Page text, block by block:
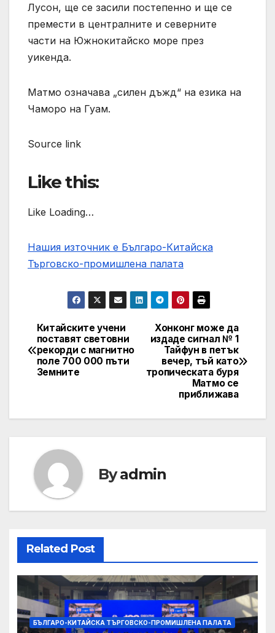
Лусон, ще се засили постепенно и ще се
премести в централните и северните
части на Южнокитайско море през
уикенда.
Матмо означава „силен дъжд“ на езика на
Чаморо на Гуам.
Source link
Like this:
Like Loading…
Нашия източник е Българо-Китайска
Търговско-промишлена палaта
Post
navigation
Хонконг може да
издаде сигнал № 1
Тайфун в петък
вечер, тъй като
тропическата буря
Матмо се
приближава
Китайските учени
поставят световни
рекорди с магнитно
поле 700 000 пъти
Земните
Byadmin
Related Post
БЪЛГАРО-КИТАЙСКА ТЪРГОВСКО-ПРОМИШЛЕНА ПАЛAТА